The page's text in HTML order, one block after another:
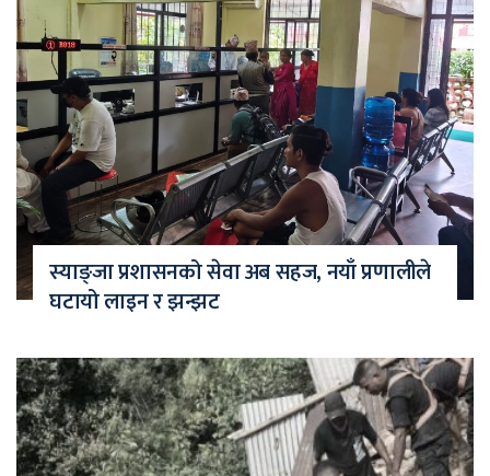
स्याङ्जा प्रशासनको सेवा अब सहज, नयाँ प्रणालीले
घटायो लाइन र झन्झट